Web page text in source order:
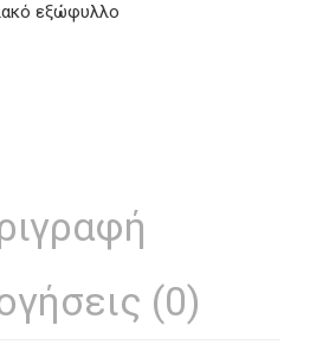
εξώφυλλο
(0)